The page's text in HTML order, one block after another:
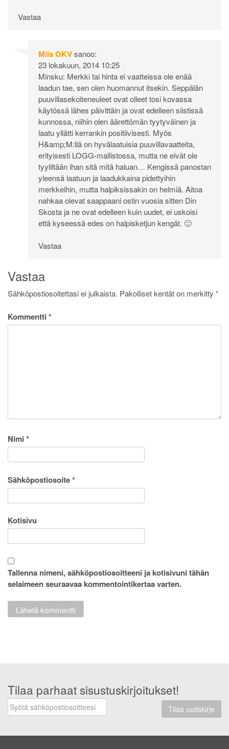
Vastaa
Miia OKVsanoo:
23 lokakuun, 2014 10:25
Minsku: Merkki tai hinta ei vaatteissa ole enää
laadun tae, sen olen huomannut itsekin. Seppälän
puuvillasekoiteneuleet ovat olleet tosi kovassa
käytössä lähes päivittäin ja ovat edelleen siistissä
kunnossa, niihin olen äärettömän tyytyväinen ja
laatu yllätti kerrankin positiivisesti. Myös
H&amp;M:llä on hyvälaatuisia puuvillavaatteita,
erityisesti LOGG-mallistossa, mutta ne eivät ole
tyyliltään ihan sitä mitä haluan… Kengissä panostan
yleensä laatuun ja laadukkaina pidettyihin
merkkeihin, mutta halpiksissakin on helmiä. Aitoa
nahkaa olevat saappaani ostin vuosia sitten Din
Skosta ja ne ovat edelleen kuin uudet, ei uskoisi
että kyseessä edes on halpisketjun kengät. 🙂
Vastaa
Vastaa
Sähköpostiosoitettasi ei julkaista. Pakolliset kentät on merkitty *
Kommentti *
Nimi *
Sähköpostiosoite*
Kotisivu
Tallenna nimeni, sähköpostiosoitteeni ja kotisivuni tähän
selaimeen seuraavaa kommentointikertaa varten.
Tilaa parhaat sisustuskirjoitukset!
Tilaa uutiskirje